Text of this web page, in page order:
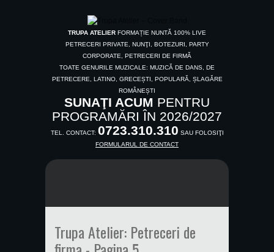
TRUPA ATELIER FORMAȚIE NUNTĂ 100% LIVE
PETRECERI PRIVATE, NUNŢI, BOTEZURI, PARTY
CORPORATE, PETRECERI DE FIRMĂ
TOATE GENURILE MUZICALE: MUZICĂ DE DANS, DE
PETRECERE, LATINO, GRECEȘTI, POPULARĂ, ȘLAGĂRE
ROMÂNEȘTI
SUNAŢI ACUM PENTRU
PROGRAMĂRI ÎN 2026/2027
TEL. CONTACT: 0723.310.310 SAU FOLOSIŢI
FORMULARUL DE CONTACT
Trupa Atelier: Petreceri de